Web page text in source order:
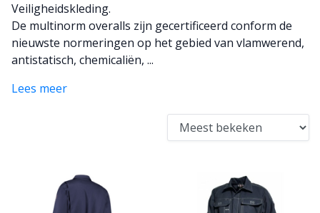
Veiligheidskleding.
De multinorm overalls zijn gecertificeerd conform de
nieuwste normeringen op het gebied van vlamwerend,
antistatisch, chemicaliën, ...
Lees meer